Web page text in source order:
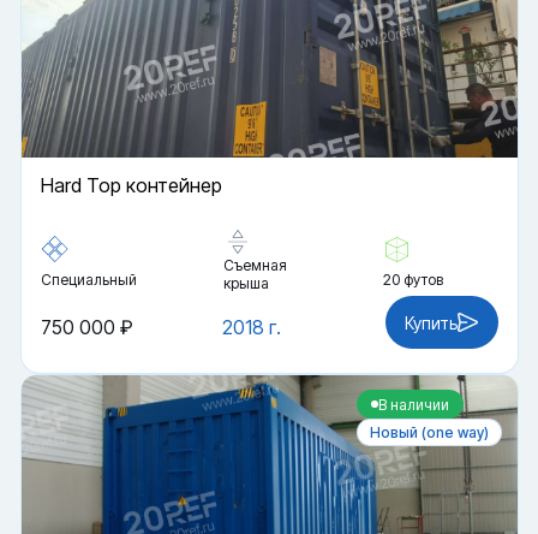
Hard Top контейнер
Специальный
Съемная
крыша
20 футов
2018 г.
750 000 ₽ Купить
В наличии
Новый (one way)